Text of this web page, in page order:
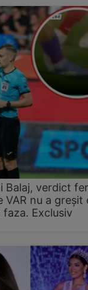
Balaj, verdict
VAR nu a greșit
Exclusiv